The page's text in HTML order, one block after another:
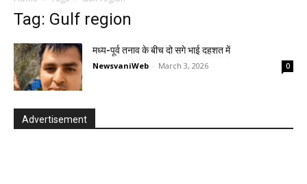
Tag: Gulf region
मध्य-पूर्व तनाव के बीच दो सगे भाई दहशत में
NewsvaniWeb - March 3, 2026 0
Advertisement